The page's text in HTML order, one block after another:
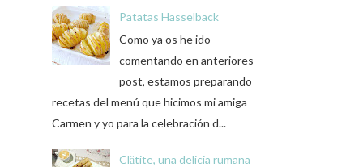
Patatas Hasselback
Como ya os he ido
comentando en anteriores
post, estamos preparando
recetas del menú que hicimos mi amiga
Carmen y yo para la celebración d...
Clătite, una delicia rumana